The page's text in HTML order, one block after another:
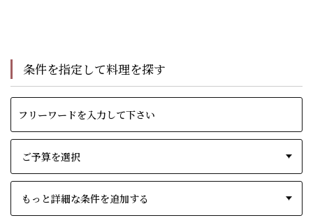
条件を指定して料理を探す
もっと詳細な条件を追加する